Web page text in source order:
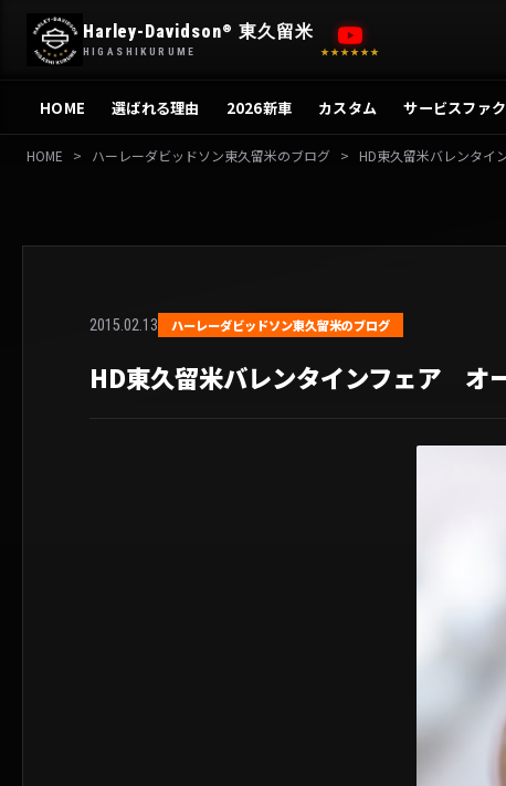
Harley-Davidson® 東久留米
HIGASHIKURUME ★★★★★★
HOME 選ばれる理由 2026新車 カスタム サービスファ
HOME > ハーレーダビッドソン東久留米のブログ > HD東久留米バレンタイ
2015.02.13 ハーレーダビッドソン東久留米のブログ
HD東久留米バレンタインフェア オ